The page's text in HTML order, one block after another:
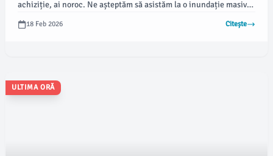
achiziție, ai noroc. Ne așteptăm să asistăm la o inundație masivă
de mașini electrice ieftine ieșite din leasing pe piața din SUA, și
practic toate deodată.
18 Feb 2026 Citește
ULTIMA ORĂ